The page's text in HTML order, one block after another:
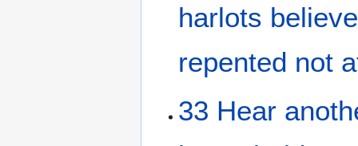
harlots
repented not
33 Hear